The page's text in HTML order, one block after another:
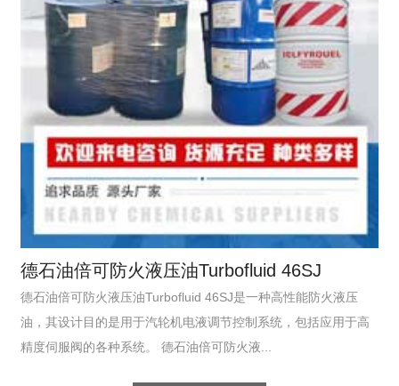
德石油倍可防火液压油Turbofluid 46SJ
德石油倍可防火液压油Turbofluid 46SJ是一种高性能防火液压
油，其设计目的是用于汽轮机电液调节控制系统，包括应用于高
精度伺服阀的各种系统。 德石油倍可防火液...